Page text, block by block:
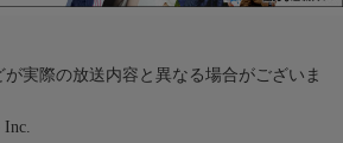
実際の放送内容と異なる場合がございま
Inc.